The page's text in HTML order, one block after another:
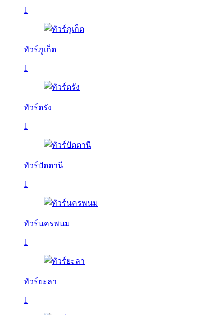
1
ทัวร์ภูเก็ต
1
ทัวร์ตรัง
1
ทัวร์ปัตตานี
1
ทัวร์นครพนม
1
ทัวร์ยะลา
1